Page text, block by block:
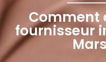
Comment
fournisseur